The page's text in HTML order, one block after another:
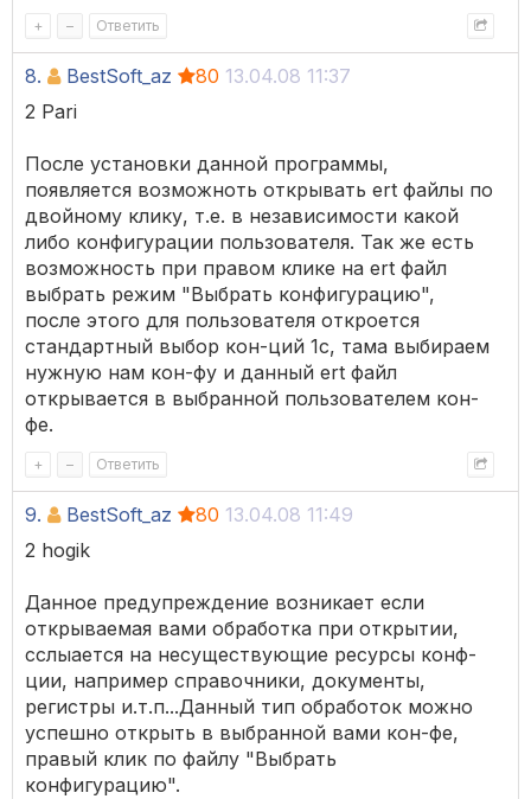
+ – Ответить
8. BestSoft_az 80 13.04.08 11:37
2 Pari
После установки данной программы,
появляется возможноть открывать ert файлы по
двойному клику, т.е. в независимости какой
либо конфигурации пользователя. Так же есть
возможность при правом клике на ert файл
выбрать режим "Выбрать конфигурацию",
после этого для пользователя откроется
стандартный выбор кон-ций 1с, тама выбираем
нужную нам кон-фу и данный ert файл
открывается в выбранной пользователем кон-
фе.
+ – Ответить
9. BestSoft_az 80 13.04.08 11:49
2 hogik
Данное предупреждение возникает если
открываемая вами обработка при открытии,
сслыается на несуществующие ресурсы конф-
ции, например справочники, документы,
регистры и.т.п...Данный тип обработок можно
успешно открыть в выбранной вами кон-фе,
правый клик по файлу "Выбрать
конфигурацию".